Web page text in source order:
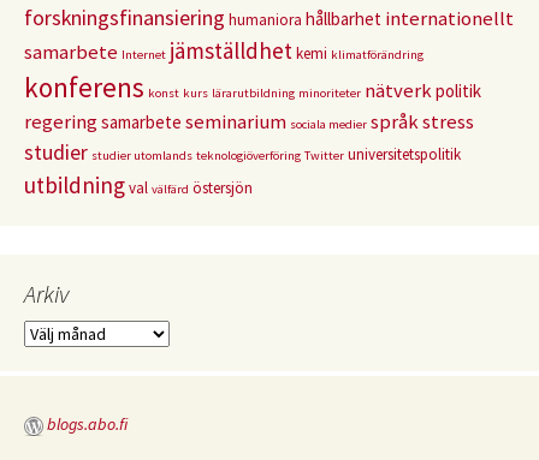
forskningsfinansiering humaniora hållbarhet internationellt
samarbete Internet jämställdhetkemi klimatförändring
konferens konst kurs lärarutbildning minoriteter nätverkpolitik
regeringsamarbete seminarium sociala medier språkstress
studier studier utomlands teknologiöverföring Twitter universitetspolitik
utbildningval välfärd östersjön
Arkiv
Arkiv
blogs.abo.fi